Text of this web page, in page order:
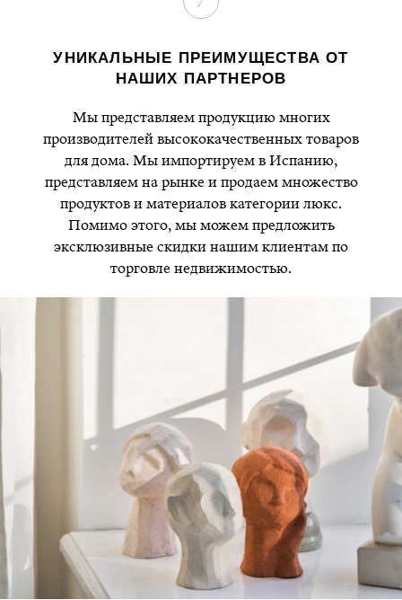
УНИКАЛЬНЫЕ ПРЕИМУЩЕСТВА ОТ
НАШИХ ПАРТНЕРОВ
Мы представляем продукцию многих
производителей высококачественных товаров
для дома. Мы импортируем в Испанию,
представляем на рынке и продаем множество
продуктов и материалов категории люкс.
Помимо этого, мы можем предложить
эксклюзивные скидки нашим клиентам по
торговле недвижимостью.